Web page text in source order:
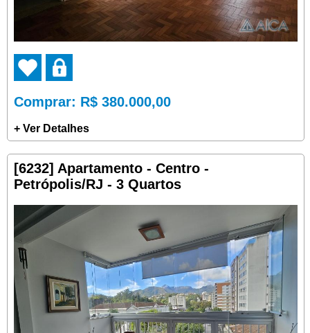
Comprar: R$ 380.000,00
+ Ver Detalhes
[6232] Apartamento - Centro -
Petrópolis/RJ - 3 Quartos